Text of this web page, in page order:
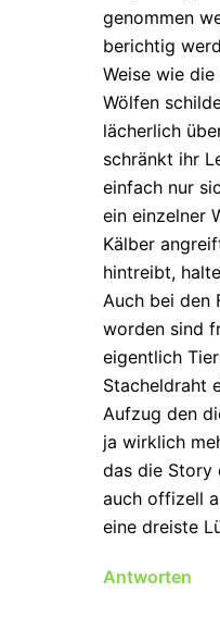
genommen
berichtig
Weise wie
Wölfen
lächerlich
schränkt ihr
einfach nur
ein einzelner
Kälber
hintreibt,
Auch bei den
worden sind
eigentlich
Stacheldraht
Aufzug den
ja wirklich
das die Story
auch offizell
eine dreiste
Antworten